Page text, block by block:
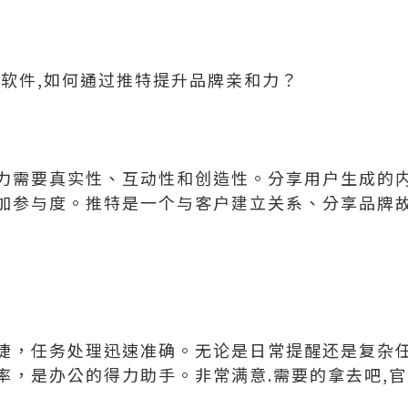
件,如何通过推特提升品牌亲和力？
需要真实性、互动性和创造性。分享用户生成的
参与度。推特是一个与客户建立关系、分享品牌
，任务处理迅速准确。无论是日常提醒还是复杂
，是办公的得力助手。非常满意.需要的拿去吧,